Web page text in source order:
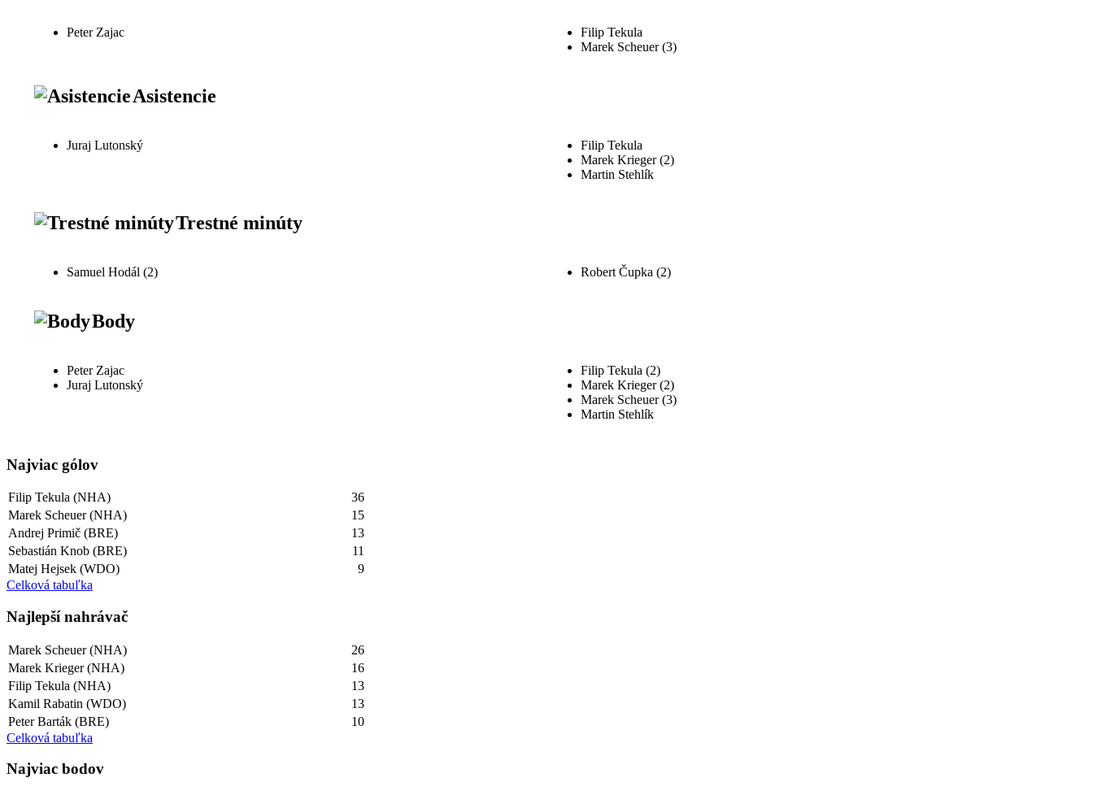
Peter Zajac
Filip Tekula
Marek Scheuer (3)
Asistencie
Juraj Lutonský
Filip Tekula
Marek Krieger (2)
Martin Stehlík
Trestné minúty
Samuel Hodál (2) Robert Čupka (2)
Body
Peter Zajac
Juraj Lutonský
Filip Tekula (2)
Marek Krieger (2)
Marek Scheuer (3)
Martin Stehlík
Najviac gólov
Filip Tekula (NHA)
36
Marek Scheuer (NHA)
15
Andrej Primič (BRE)
13
Sebastián Knob (BRE)
11
Matej Hejsek (WDO)
9
Celková tabuľka
Najlepší­ nahrávač
Marek Scheuer (NHA)
26
Marek Krieger (NHA)
16
Filip Tekula (NHA)
13
Kamil Rabatin (WDO)
13
Peter Barták (BRE)
10
Celková tabuľka
Najviac bodov